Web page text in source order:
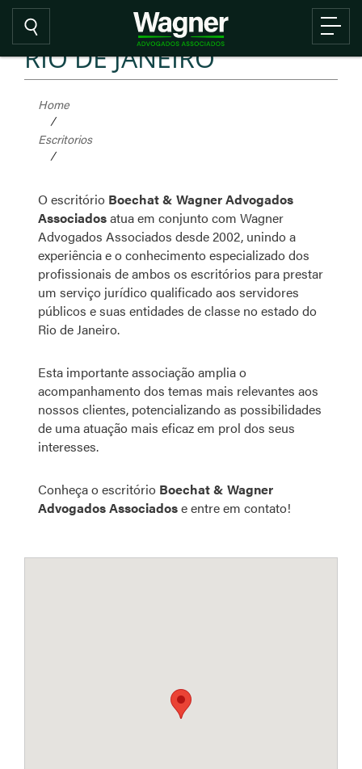
RIO DE JANEIRO
Home
/
Escritorios
/
O escritório Boechat & Wagner Advogados
Associadosatua em conjunto com Wagner
Advogados Associados desde 2002, unindo a
experiência e o conhecimento especializado dos
profissionais de ambos os escritórios para prestar
um serviço jurídico qualificado aos servidores
públicos e suas entidades de classe no estado do
Rio de Janeiro.
Esta importante associação amplia o
acompanhamento dos temas mais relevantes aos
nossos clientes, potencializando as possibilidades
de uma atuação mais eficaz em prol dos seus
interesses.
Conheça o escritório Boechat & Wagner
Advogados Associadose entre em contato!